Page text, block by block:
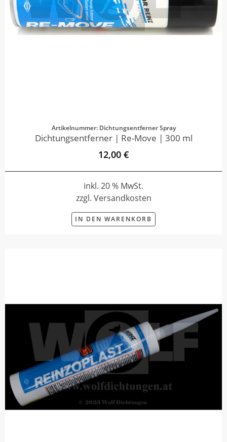
Artikelnummer: Dichtungsentferner Spray
Dichtungsentferner | Re-Move | 300 ml
12,00 €
inkl. 20 % MwSt.
zzgl. Versandkosten
IN DEN WARENKORB